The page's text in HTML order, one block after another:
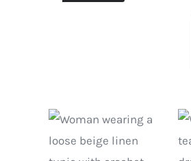
De
olika
alternativen